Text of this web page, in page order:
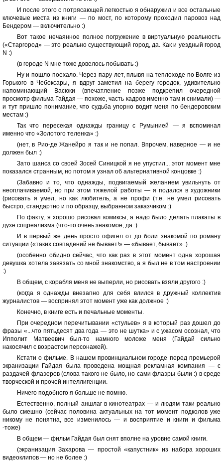
И после этого с потрясающей легкостью я обнаружил и все остальные
ключевые места из книги — по мост, по которому проходил паровоз над
Бендером — включительно :)
Вот такое нечаянное полное погружение в виртуальную реальность
(«Старгород» — это реально существующий город, да. Как и уездный город
N :)
(в городе N мне тоже довелось побывать :)
Ну и пошло-поехало. Через пару лет, плывя на теплоходе по Волге из
Горького в Чебоксары, я вдруг заметил на берегу городок, удивительно
напоминающий Васюки (впечатление позже подкрепил очередной
просмотр фильма Гайдая — похоже, часть кадров именно там и снимали) —
и тут пришло понимание, что судьба упорно водит меня по бендеровским
местам :)
Так что пересекая однажды границу с Румынией — я вспоминал
именно что «Золотого теленка» :)
(нет, в Рио-де Жанейро я так и не попал. Впрочем, наверное — и не
должен был :)
Зато шанса со своей Зосей Синицкой я не упустил... этот момент мне
показался странным, но потом я узнал об альтернативной концовке :)
(Забавно и то, что однажды, подвигаемый желанием увильнуть от
неоплачиваемой, но при этом тяжелой работы — я подался в художники
(рисовать я умел, но как любитель, а не профи (т.е. не умел рисовать
быстро, стандартно и по образцу, выбранном заказчиком :)
По факту, я хорошо рисовал комиксы, а надо было делать плакаты в
духе соцреализма (что-то очень знакомое, да :)
И в первый же день просто офигел от до боли знакомой по роману
ситуации («таких совпадений не бывает!» — «бывает, бывает» :)
(особенно обидно сейчас, что как раз в этот момент одна хорошая
девушка хотела завязать со мной знакомство, а я был не в том настроении
:)
В общем, с корабля меня не выперли, но рисовать взяли другого :)
(когда я однажды внезапно для себя влился в дружный коллектив
журналистов — воспринял этот момент уже как должное :)
Конечно, в книге есть и печальные моменты.
При очередном перечитывании «стульев» я в который раз дошел до
фразы «...что пятьдесят два года — это не шутка» и с ужасом осознал, что
Ипполит Матвеевич был-то намного моложе меня (Гайдай сильно
накосячил с возрастом персонажей).
Кстати о фильме. В нашем провинциальном городе перед премьерой
экранизации Гайдая была проведена мощная рекламная компания — с
раздачей флаэеров (слова такого не было, но сами флаэры были :) в среде
творческой и прочей интеллигенции.
Ничего подобного я больше не помню.
Естественно, полный аншлаг в кинотеатрах — и людям таки реально
было смешно (сейчас половина актуальных на тот момент подколов уже
никому не понятна, все изменилось — и восприятие и книги и фильма
-тоже)
В общем — фильм Гайдая был снят вполне на уровне самой книги.
(экранизация Захарова — простой «капустник» из набора хороших
видеоклипов — но не более :)